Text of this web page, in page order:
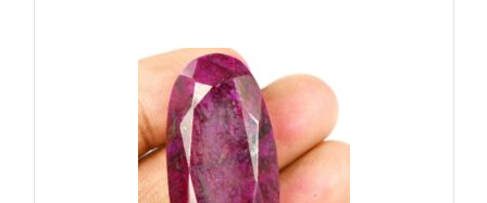
קרט
מידה:
36-
38
מ"מ